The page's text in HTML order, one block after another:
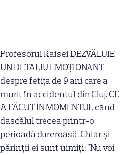
Profesorul Raisei DEZVĂLUIE
UN DETALIU EMOȚIONANT
despre fetița de 9 ani care a
murit în accidentul din Cluj. CE
A FĂCUT ÎN MOMENTUL când
dascălul trecea printr-o
perioadă dureroasă. Chiar și
părinții ei sunt uimiți: "Nu voi